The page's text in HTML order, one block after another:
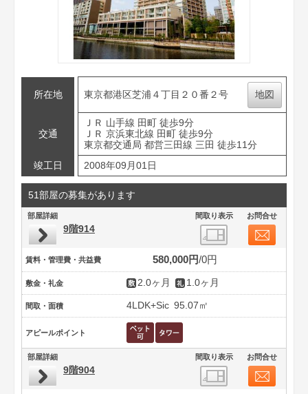
所在地 東京都港区芝浦４丁目２０番２号 地図
交通
ＪＲ 山手線 田町 徒歩9分
ＪＲ 京浜東北線 田町 徒歩9分
東京都交通局 都営三田線 三田 徒歩11分
竣工日
2008年09月01日
51部屋の募集があります
部屋詳細 間取り表示 お問合せ
9階914
賃料・管理費・共益費 580,000円 0円
敷金・礼金 2.0ヶ月 1.0ヶ月
間取・面積 4LDK+Sic 95.07㎡
アピールポイント
部屋詳細 間取り表示 お問合せ
9階904